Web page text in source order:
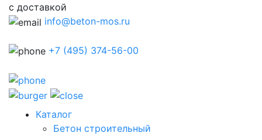
с доставкой
info@beton-mos.ru
+7 (495) 374-56-00
Каталог
Бетон строительный